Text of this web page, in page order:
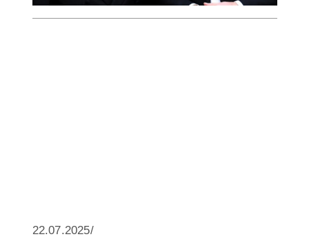
22.07.2025/